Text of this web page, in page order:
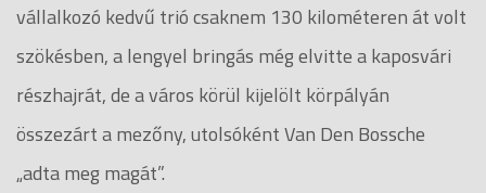
vállalkozó kedvű trió csaknem 130 kilométeren át volt
szökésben, a lengyel bringás még elvitte a kaposvári
részhajrát, de a város körül kijelölt körpályán
összezárt a mezőny, utolsóként Van Den Bossche
„adta meg magát”.